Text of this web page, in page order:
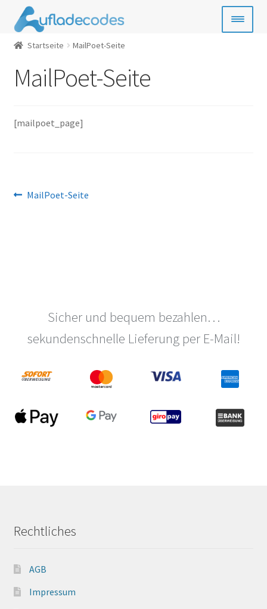
Zur
Navigation
springen
Zum
Inhalt
springen
Handy-Guthaben
Bezahlkarten
Startseite MailPoet-Seite
MailPoet-Seite
[mailpoet_page]
Beitrags-
Vorheriger
MailPoet-Seite
Sicher und bequem bezahlen…
sekundenschnelle Lieferung per E-Mail!
Rechtliches
AGB
Impressum